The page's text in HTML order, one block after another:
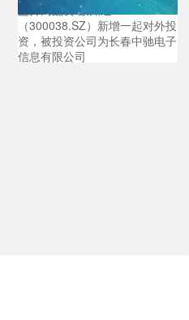
益升网配资 数知退
（300038.SZ）新增一起对外投
资，被投资公司为长春中驰电子
信息有限公司